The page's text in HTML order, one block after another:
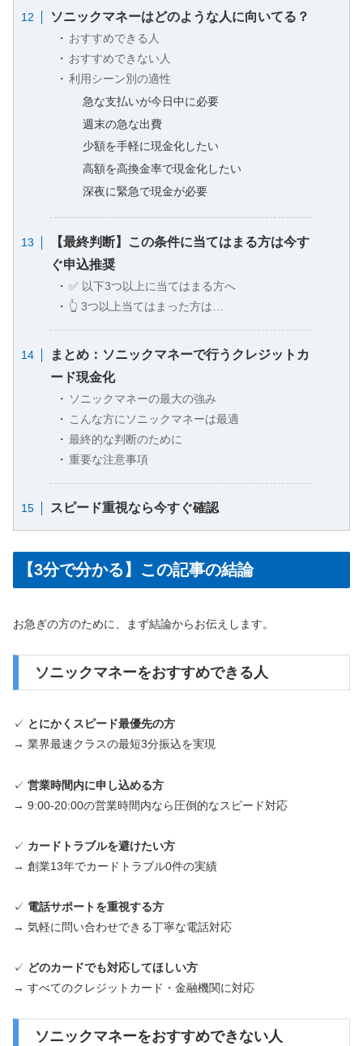
ソニックマネーはどのような人に向いてる？
おすすめできる人
おすすめできない人
利用シーン別の適性
急な支払いが今日中に必要
週末の急な出費
少額を手軽に現金化したい
高額を高換金率で現金化したい
深夜に緊急で現金が必要
【最終判断】この条件に当てはまる方は今す
ぐ申込推奨
✅ 以下3つ以上に当てはまる方へ
👆 3つ以上当てはまった方は…
まとめ：ソニックマネーで行うクレジットカ
ード現金化
ソニックマネーの最大の強み
こんな方にソニックマネーは最適
最終的な判断のために
重要な注意事項
スピード重視なら今すぐ確認
【3分で分かる】この記事の結論
お急ぎの方のために、まず結論からお伝えします。
ソニックマネーをおすすめできる人
✓ とにかくスピード最優先の方
→ 業界最速クラスの最短3分振込を実現
✓ 営業時間内に申し込める方
→ 9:00-20:00の営業時間内なら圧倒的なスピード対応
✓ カードトラブルを避けたい方
→ 創業13年でカードトラブル0件の実績
✓ 電話サポートを重視する方
→ 気軽に問い合わせできる丁寧な電話対応
✓ どのカードでも対応してほしい方
→ すべてのクレジットカード・金融機関に対応
ソニックマネーをおすすめできない人